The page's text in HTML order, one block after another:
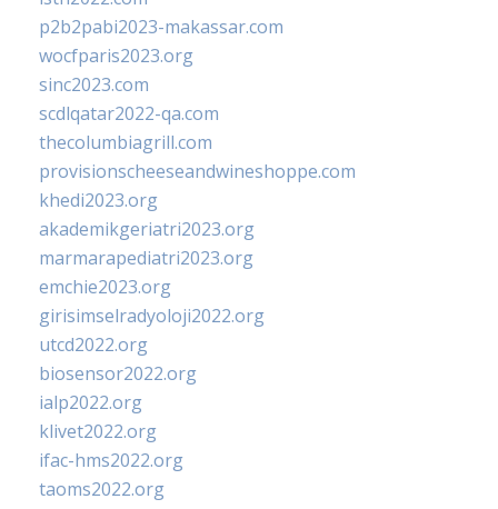
p2b2pabi2023-makassar.com
wocfparis2023.org
sinc2023.com
scdlqatar2022-qa.com
thecolumbiagrill.com
provisionscheeseandwineshoppe.com
khedi2023.org
akademikgeriatri2023.org
marmarapediatri2023.org
emchie2023.org
girisimselradyoloji2022.org
utcd2022.org
biosensor2022.org
ialp2022.org
klivet2022.org
ifac-hms2022.org
taoms2022.org